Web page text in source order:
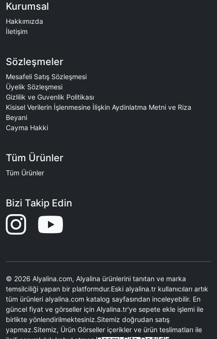
Kurumsal
Hakkımızda
İletişim
Sözleşmeler
Mesafeli Satış Sözleşmesi
Üyelik Sözleşmesi
Gizlilik ve Guvenlik Politikası
Kisisel Verilerin İşlenmesine İlişkin Aydinlatma Metni ve Riza
Beyani
Cayma Hakki
Tüm Ürünler
Tüm Ürünler
Bizi Takip Edin
© 2026 Alyalina.com, Alyalina ürünlerini tanıtan ve marka
temsilciliği yapan bir platformdur.Eski alyalina.tr kullanıcıları artık
tüm ürünleri alyalina.com katalog sayfasından inceleyebilir. En
güncel fiyat ve görseller için Alyalina.tr'ye sepete ekle işlemi ile
birlikte yönlendirilmektesiniz.Sitemiz doğrudan satış
yapmaz.Sitemiz, Ürün Görseller içerikler ve ürün teslimatları ile